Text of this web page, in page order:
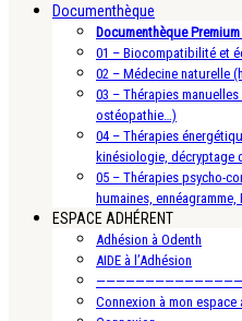
Documenthèque
Documenthèque
01 – Biocompatibilité et
02 – Médecine naturelle
03 – Thérapies
ostéopathie…)
04 – Thérapies
kinésiologie, décryptage
05 – Thérapies psycho-
humaines,
ESPACE ADHÉRENT
Adhésion à Odenth
AIDE à l’Adhésion
Connexion à mon espace